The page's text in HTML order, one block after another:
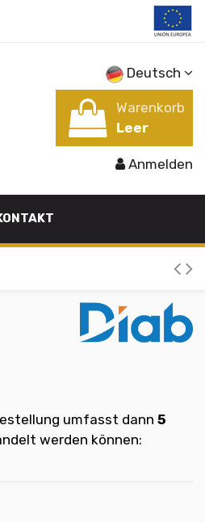
Deutsch
Warenkorb
Leer
Anmelden
umfasst dann 5
werden können: